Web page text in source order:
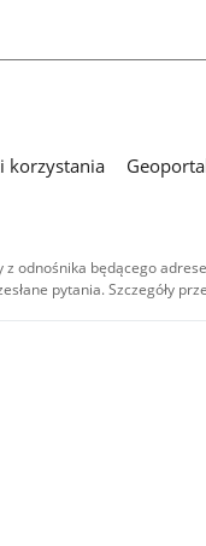
korzystania
odnośnika będącego
pytania. Szczegóły